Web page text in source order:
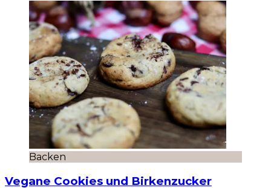
Backen
Vegane Cookies und Birkenzucker